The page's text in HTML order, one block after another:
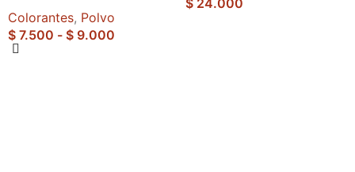
Colorantes, Polvo
$ 7.500 - $ 9.000
$ 24.000